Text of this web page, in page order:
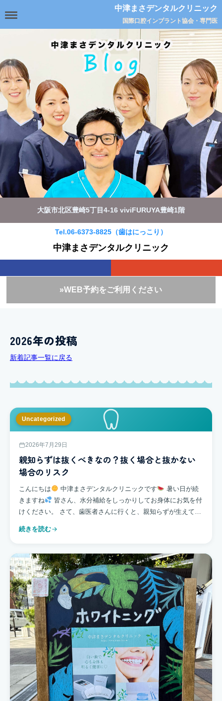
中津まさデンタルクリニック
国際口腔インプラント協会・専門医
大阪市北区豊崎5丁目4-16 viviFURUYA豊崎1階
Tel.06-6373-8825（歯はにっこり）
中津まさデンタルクリニック
»WEB予約をご利用ください
2026年の投稿
新着記事一覧に戻る
Uncategorized
2026年7月29日
親知らずは抜くべきなの？抜く場合と抜かない
場合のリスク
こんにちは 中津まさデンタルクリニックです
暑い日が続
きますね
皆さん、水分補給をしっかりしてお身体にお気を付
けください。 さて、歯医者さんに行くと、親知らずが生えてい
続きを読む